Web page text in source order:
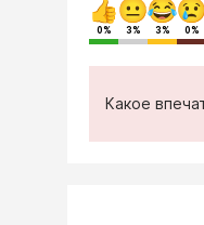
0% 3% 3% 0%
Какое